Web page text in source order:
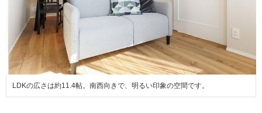
LDKの広さは約11.4帖。南西向きで、明るい印象の空間です。